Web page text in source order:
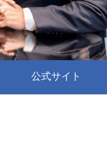
公式サイト